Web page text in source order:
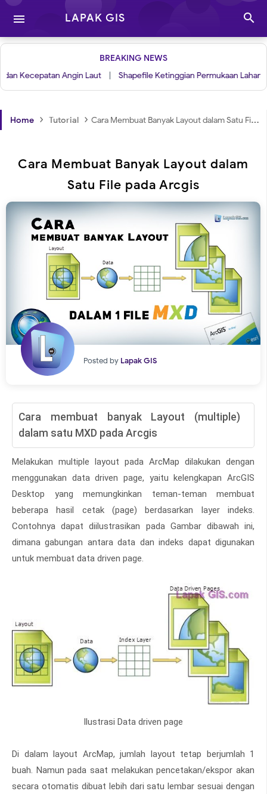
 LAPAK GIS 
BREAKING NEWS
Angin Laut | Shapefile Ketinggian Permukaan Lahan
Home › Tutorial › Cara Membuat Banyak Layout dalam Satu File pada Arcgis
Cara Membuat Banyak Layout dalam
Satu File pada Arcgis
Posted by Lapak GIS
Cara membuat banyak Layout (multiple)
dalam satu MXD pada Arcgis
Melakukan multiple layout pada ArcMap dilakukan dengan
menggunakan data driven page, yaitu kelengkapan ArcGIS
Desktop yang memungkinkan teman-teman membuat
beberapa hasil cetak (page) berdasarkan layer indeks.
Contohnya dapat diilustrasikan pada Gambar dibawah ini,
dimana gabungan antara data dan indeks dapat digunakan
untuk membuat data driven page.
Ilustrasi Data driven page
Di dalam layout ArcMap, jumlah layout tetap berjumlah 1
buah. Namun pada saat melakukan pencetakan/ekspor akan
secara otomatis dibuat lebih dari satu lembar sesuai dengan